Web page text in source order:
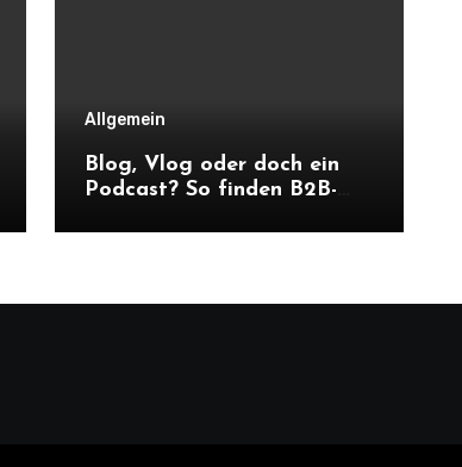
Allgemein
Blog, Vlog oder doch ein
Podcast? So finden B2B-